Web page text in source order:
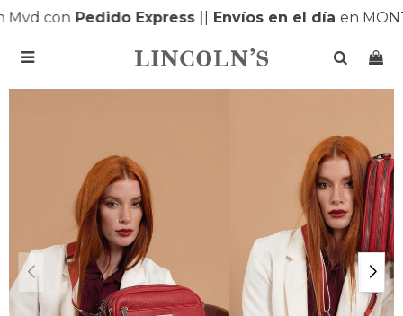
conPedido Express|| Envíos en el díaen
